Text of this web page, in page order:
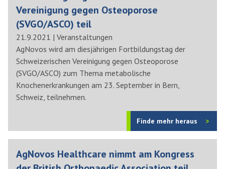
Vereinigung gegen Osteoporose
(SVGO/ASCO) teil
21.9.2021 | Veranstaltungen
AgNovos wird am diesjährigen Fortbildungstag der
Schweizerischen Vereinigung gegen Osteoporose
(SVGO/ASCO) zum Thema metabolische
Knochenerkrankungen am 23. September in Bern,
Schweiz, teilnehmen.
Finde mehr heraus
AgNovos Healthcare nimmt am Kongress